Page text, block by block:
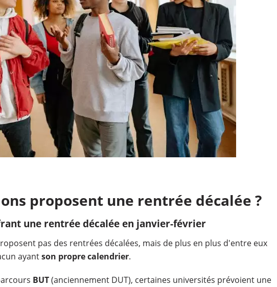
proposent une rentrée décalée ?
une rentrée décalée en janvier-février
pas des rentrées décalées, mais de plus en plus d'entre eux
ayantson propre calendrier.
BUT(anciennement DUT), certaines universités prévoient une